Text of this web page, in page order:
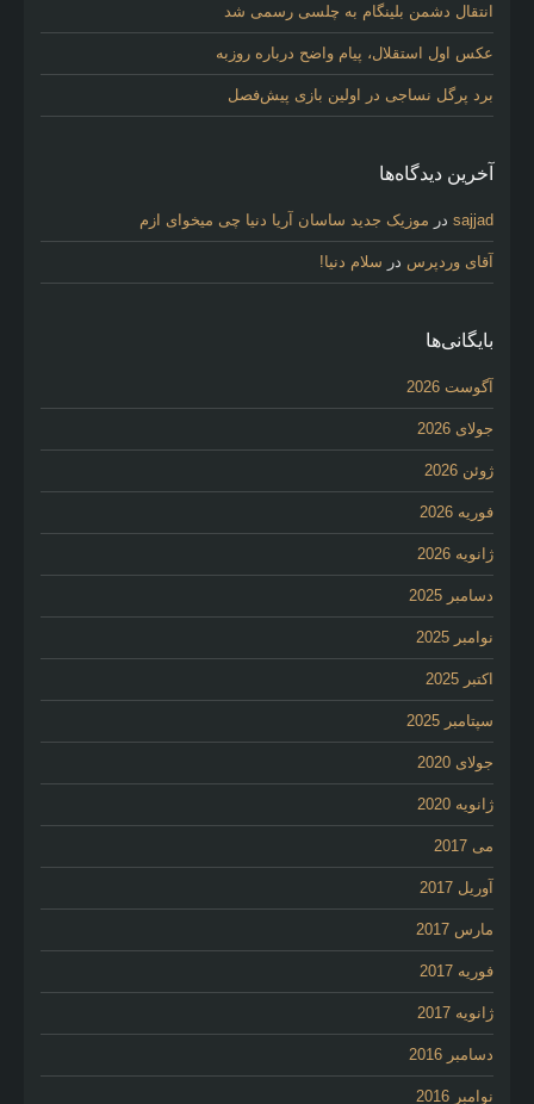
انتقال دشمن بلینگام به چلسی رسمی شد
عکس اول استقلال، پیام واضح درباره روزبه
برد پرگل نساجی در اولین بازی پیش‌فصل
آخرین دیدگاه‌ها
sajjad در موزیک جدید ساسان آریا دنیا چی میخوای ازم
آقای وردپرس در سلام دنیا!
بایگانی‌ها
آگوست 2026
جولای 2026
ژوئن 2026
فوریه 2026
ژانویه 2026
دسامبر 2025
نوامبر 2025
اکتبر 2025
سپتامبر 2025
جولای 2020
ژانویه 2020
می 2017
آوریل 2017
مارس 2017
فوریه 2017
ژانویه 2017
دسامبر 2016
نوامبر 2016